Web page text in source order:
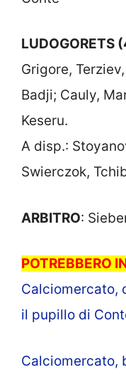
LUDOGORETS
Grigore,
Badji; Cauly,
Keseru.
A disp.:
Swierczok,
ARBITRO:
POTREBBERO
Calciomercato,
il pupillo di
Calciomercato,